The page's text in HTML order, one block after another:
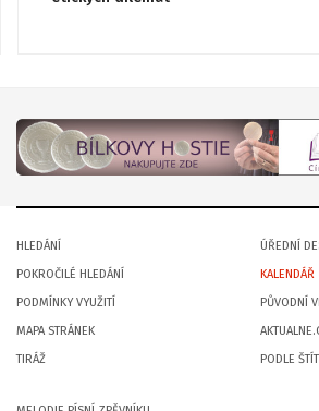
HLEDÁNÍ
POKROČILÉ HLEDÁNÍ
PODMÍNKY VYUŽITÍ
MAPA STRÁNEK
TIRÁŽ
ÚŘEDNÍ
KALENDÁŘ
PŮVODNÍ
PODLE